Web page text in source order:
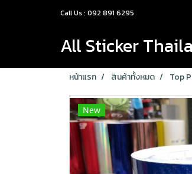
Call Us : 092 891 6295
All Sticker
หน้าแรก สินค้าทั้งหมด Top
New